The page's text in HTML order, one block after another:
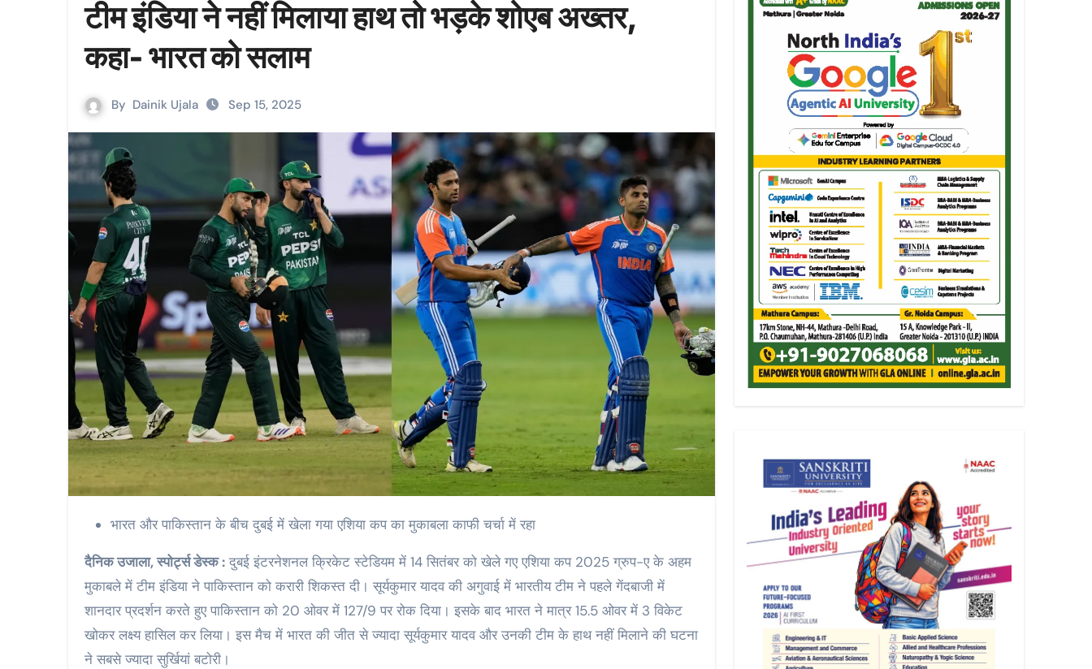
टीम इंडिया ने नहीं मिलाया हाथ तो भड़के शोएब अख्तर,
कहा- भारत को सलाम
By Dainik Ujala Sep 15, 2025
भारत और पाकिस्तान के बीच दुबई में खेला गया एशिया कप का मुकाबला काफी चर्चा में रहा
दैनिक उजाला, स्पोर्ट्स डेस्क : दुबई इंटरनेशनल क्रिकेट स्टेडियम में 14 सितंबर को खेले गए एशिया कप 2025 ग्रुप-ए के अहम
मुकाबले में टीम इंडिया ने पाकिस्तान को करारी शिकस्त दी। सूर्यकुमार यादव की अगुवाई में भारतीय टीम ने पहले गेंदबाजी में
शानदार प्रदर्शन करते हुए पाकिस्तान को 20 ओवर में 127/9 पर रोक दिया। इसके बाद भारत ने मात्र 15.5 ओवर में 3 विकेट
खोकर लक्ष्य हासिल कर लिया। इस मैच में भारत की जीत से ज्यादा सूर्यकुमार यादव और उनकी टीम के हाथ नहीं मिलाने की घटना
ने सबसे ज्यादा सुर्खियां बटोरी।